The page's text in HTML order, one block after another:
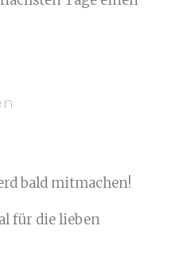
bald mitmachen!
für die lieben